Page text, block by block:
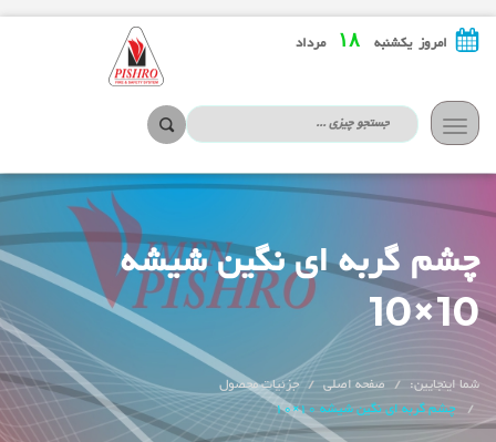
امروز یکشنبه مرداد
تعویض
ناوبری
چشم گربه ای نگین شیشه
10×10
شما اینجایین: صفحه اصلی
جزئیات محصول
چشم گربه ای نگین شیشه 10×10